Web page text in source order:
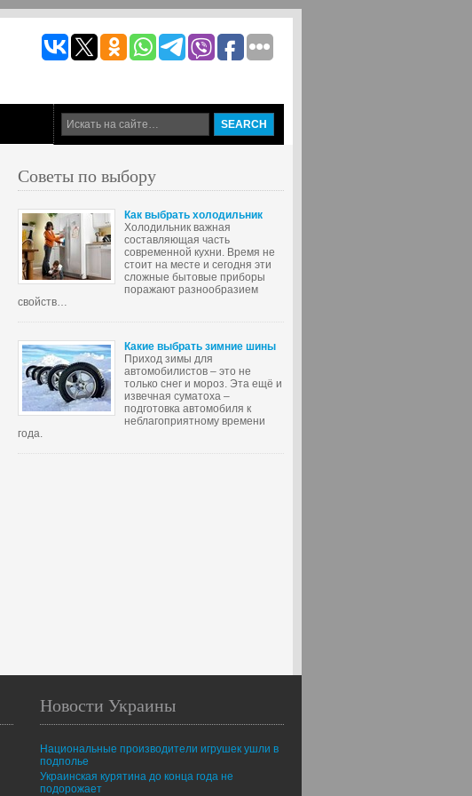
Советы по выбору
Как выбрать холодильник
Холодильник важная
составляющая часть
современной кухни. Время не
стоит на месте и сегодня эти
сложные бытовые приборы
поражают разнообразием
свойств…
Какие выбрать зимние шины
Приход зимы для
автомобилистов – это не
только снег и мороз. Эта ещё и
извечная суматоха –
подготовка автомобиля к
неблагоприятному времени
года.
Новости Украины
Национальные производители игрушек ушли в
подполье
Украинская курятина до конца года не
подорожает